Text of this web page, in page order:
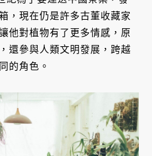
，現在仍是許多古董收藏家
他對植物有了更多情感，原
還參與人類文明發展，跨越
的角色。